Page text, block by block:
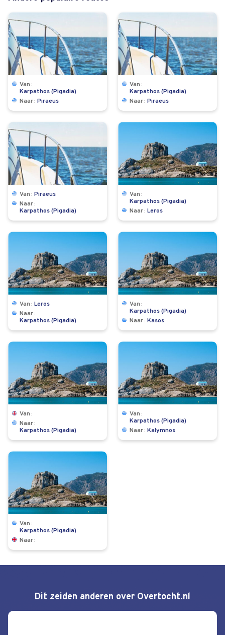
Van
Karpathos (Pigadia)
Naar
Piraeus
Van
Karpathos (Pigadia)
Naar
Piraeus
Van
Piraeus
Naar
Karpathos (Pigadia)
Van
Karpathos (Pigadia)
Naar
Leros
Van
Leros
Naar
Karpathos (Pigadia)
Van
Karpathos (Pigadia)
Naar
Kasos
Van
Naar
Karpathos (Pigadia)
Van
Karpathos (Pigadia)
Naar
Kalymnos
Van
Karpathos (Pigadia)
Naar
Dit zeiden anderen over Overtocht.nl